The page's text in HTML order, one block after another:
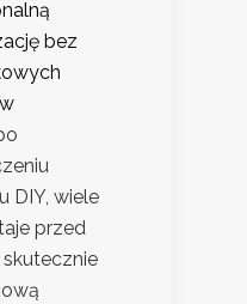
bez
DIY, wiele
przed